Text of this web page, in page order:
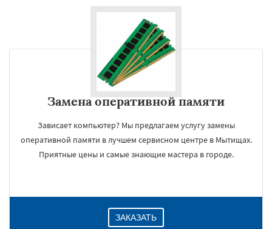
Замена оперативной памяти
Зависает компьютер? Мы предлагаем услугу замены
оперативной памяти в лучшем сервисном центре в Мытищах.
Приятные цены и самые знающие мастера в городе.
ЗАКАЗАТЬ